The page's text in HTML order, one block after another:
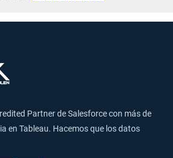
Partner de Salesforce con más de
en Tableau. Hacemos que los datos